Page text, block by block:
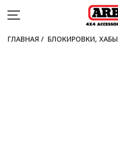
ГЛАВНАЯ / БЛОКИРОВКИ, ХАБЫ